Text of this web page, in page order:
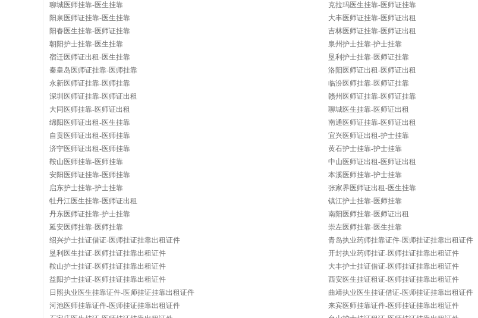
聊城医师挂靠-医生挂靠
克拉玛医生挂靠-医师证挂靠
阳泉医师证挂靠-医生挂靠
大丰医师证挂靠-医师证出租
阳春医生挂靠-医师证挂靠
吉林医师证挂靠-医师证出租
朝阳护士挂靠-医生挂靠
泉州护士挂靠-护士挂靠
宿迁医师证出租-医生挂靠
垦利护士挂靠-医师证挂靠
秦皇岛医师证挂靠-医师挂靠
洛阳医师证出租-医师证出租
永新医师证挂靠-医师挂靠
临汾医师挂靠-医师证挂靠
深圳医师证挂靠-医师证出租
赣州医师证挂靠-医师证挂靠
大同医师挂靠-医师证出租
聊城医生挂靠-医师证出租
绵阳医师证出租-医生挂靠
南通医师证挂靠-医师证出租
自贡医师证出租-医师挂靠
宜兴医师证出租-护士挂靠
济宁医师证出租-医师挂靠
黄石护士挂靠-护士挂靠
鞍山医师挂靠-医师挂靠
中山医师证出租-医师证出租
安阳医师证挂靠-医师挂靠
本溪医师挂靠-护士挂靠
启东护士挂靠-护士挂靠
张家界医师证出租-医生挂靠
牡丹江医生挂靠-医师证出租
镇江护士挂靠-医师挂靠
丹东医师证挂靠-护士挂靠
南阳医师挂靠-医师证出租
延安医师挂靠-医师挂靠
崇左医师挂靠-医生挂靠
绍兴护士挂证借证-医师挂证挂靠出租证件
青岛执业药师挂靠证件-医师挂证挂靠出租证件
垦利医生挂证-医师挂证挂靠出租证件
开封执业药师挂证-医师挂证挂靠出租证件
鞍山护士挂证-医师挂证挂靠出租证件
大丰护士挂证借证-医师挂证挂靠出租证件
益阳护士挂证-医师挂证挂靠出租证件
西安医生挂证租证-医师挂证挂靠出租证件
日照执业医生挂靠证件-医师挂证挂靠出租证件
曲靖执业医生挂证借证-医师挂证挂靠出租证件
河池医师挂靠证件-医师挂证挂靠出租证件
来宾医师挂靠证件-医师挂证挂靠出租证件